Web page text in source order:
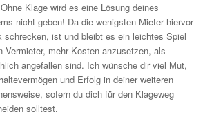
Klage wird es eine Lösung deines
nicht geben! Da die wenigsten Mieter hiervor
schrecken, ist und bleibt es ein leichtes Spiel
Vermieter, mehr Kosten anzusetzen, als
angefallen sind. Ich wünsche dir viel Mut,
und Erfolg in deiner weiteren
sofern du dich für den Klageweg
solltest.